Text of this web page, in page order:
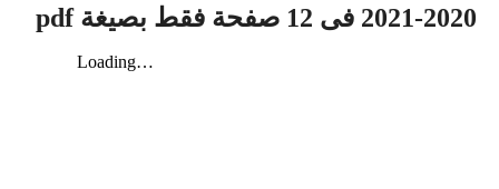
2020-2021 فى 12 صفحة فقط بصيغة pdf